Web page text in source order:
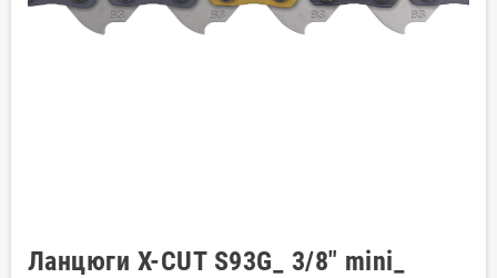
Ланцюги X-CUT S93G_ 3/8" mini_